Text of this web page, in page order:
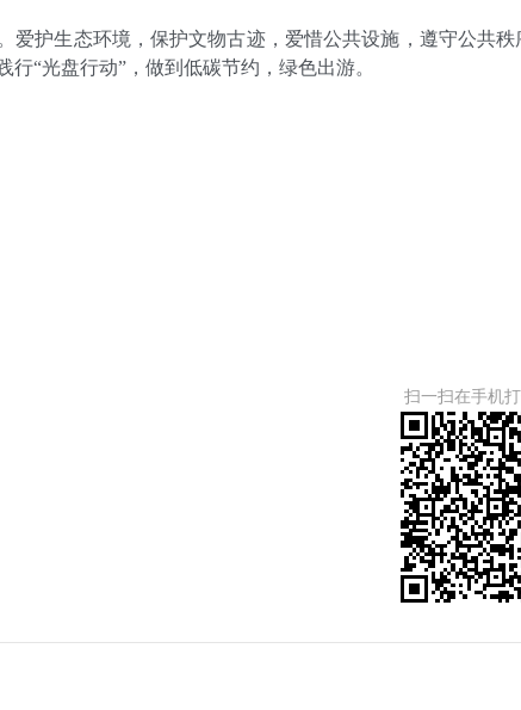
。爱护生态环境，保护文物古迹，爱惜公共设施，遵守公共
行“光盘行动”，做到低碳节约，绿色出游。
扫一扫在手机